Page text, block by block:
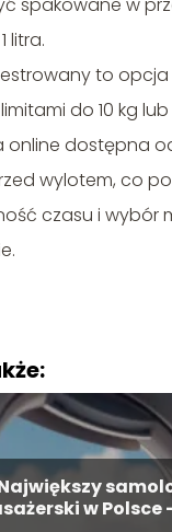
spakowane w
litra.
to
do 10 kg lub
online dostępna
wylotem, co
czasu i wybór
w Polsce